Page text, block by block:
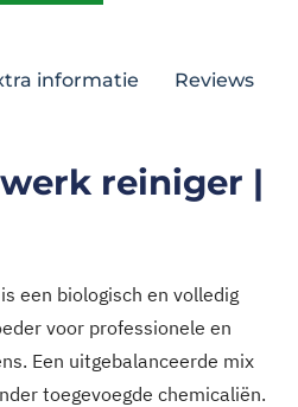
informatie
reiniger |
een biologisch en volledig
voor professionele en
Een uitgebalanceerde mix
toegevoegde chemicaliën.